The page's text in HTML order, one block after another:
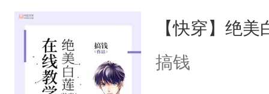
来，给老公
用力——为你
【快穿】绝
搞钱